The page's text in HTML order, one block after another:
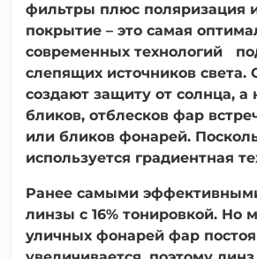
фильтры плюс поляризация
покрытие – это самая
современных технологий
слепящих источников света.
создают защиту от солнца, а
бликов, отблесков фар
или бликов фонарей.
используется градиентная
Ранее самыми
линзы с 16% тонировкой. Но
уличных фонарей фар